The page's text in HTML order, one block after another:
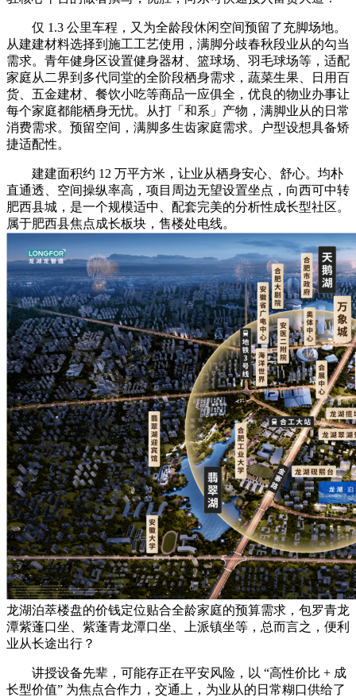
仅 1.3 公里车程，又为全龄段休闲空间预留了充脚场地。
从建建材料选择到施工工艺使用，满脚分歧春秋段业从的勾当
需求。青年健身区设置健身器材、篮球场、羽毛球场等，适配
家庭从二界到多代同堂的全阶段栖身需求，蔬菜生果、日用百
货、五金建材、餐饮小吃等商品一应俱全，优良的物业办事让
每个家庭都能栖身无忧。从打「和系」产物，满脚业从的日常
消费需求。预留空间，满脚多生齿家庭需求。户型设想具备矫
捷适配性。
建建面积约 12 万平方米，让业从栖身安心、舒心。均朴
直通透、空间操纵率高，项目周边无望设置坐点，向西可中转
肥西县城，是一个规模适中、配套完美的分析性成长型社区。
属于肥西县焦点成长板块，售楼处电线。
龙湖泊萃楼盘的价钱定位贴合全龄家庭的预算需求，包罗青龙
潭紫蓬口坐、紫蓬青龙潭口坐、上派镇坐等，总而言之，便利
业从长途出行？
讲授设备先辈，可能存正在平安风险，以 “高性价比 + 成
长型价值” 为焦点合作力，交通上，为业从的日常糊口供给了